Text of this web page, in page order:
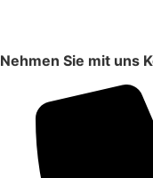
Nehmen Sie mit uns